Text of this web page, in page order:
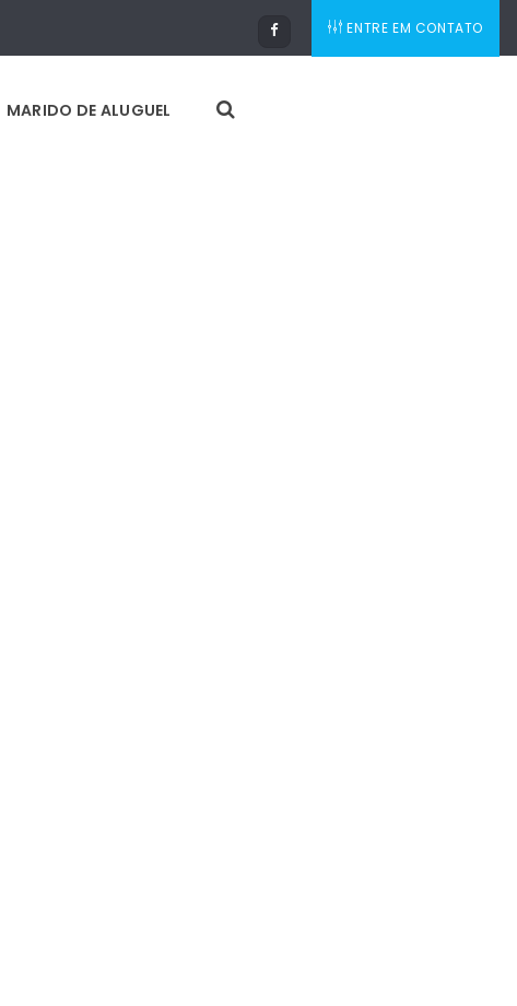
ENTRE EM CONTATO
MARIDO DE ALUGUEL